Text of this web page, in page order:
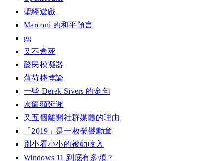
聖經遊戲
Marconi 的和平預言
gg
又不會死
酸民模擬器
薄荷棒悖論
一些 Derek Sivers 的金句
水龍頭延遲
又五個離開社群媒體的理由
「2019」是一枚榮譽勳章
別小看小小的被動收入
Windows 11 到底有多煩？